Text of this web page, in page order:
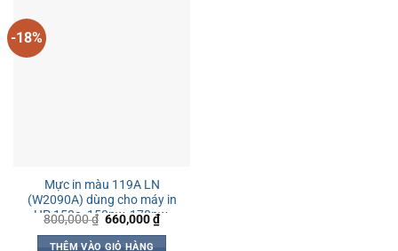
-18%
Mực in màu 119A LN
(W2090A) dùng cho máy in
HP 150a, 150nw, 178nw,
179fnw
800,000₫ Giá
là:
660,000₫Giá
hiện
THÊM VÀO GIỎ HÀNG